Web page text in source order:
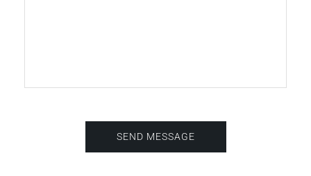
SEND MESSAGE